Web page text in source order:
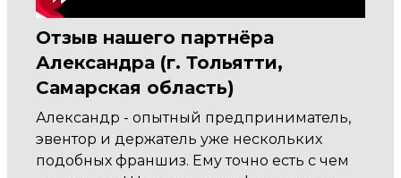
Отзыв нашего партнёра
Александра (г. Тольятти,
Самарская область)
Александр - опытный предприниматель,
эвентор и держатель уже нескольких
подобных франшиз. Ему точно есть с чем